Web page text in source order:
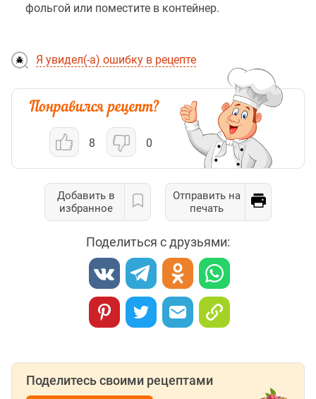
фольгой или поместите в контейнер.
Я увидел(-а) ошибку в рецепте
8 0
Добавить в
избранное
Отправить на
печать
Поделиться с друзьями:
Поделитесь своими рецептами